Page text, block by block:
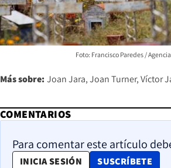
Foto: Francisco Paredes /
Más sobre: Joan Jara Joan Turner Víctor
COMENTARIOS
Para comentar este artículo
INICIA SESIÓN SUSCRÍBETE
OPENS IN NEW